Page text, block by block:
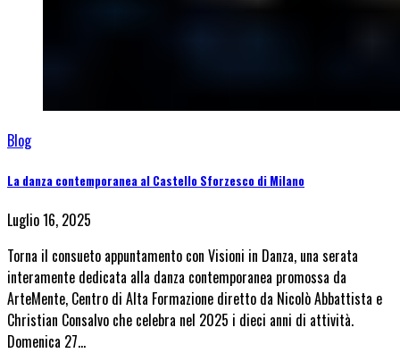
Blog
La danza contemporanea al Castello Sforzesco di Milano
Luglio 16, 2025
Torna il consueto appuntamento con Visioni in Danza, una serata
interamente dedicata alla danza contemporanea promossa da
ArteMente, Centro di Alta Formazione diretto da Nicolò Abbattista e
Christian Consalvo che celebra nel 2025 i dieci anni di attività.
Domenica 27…